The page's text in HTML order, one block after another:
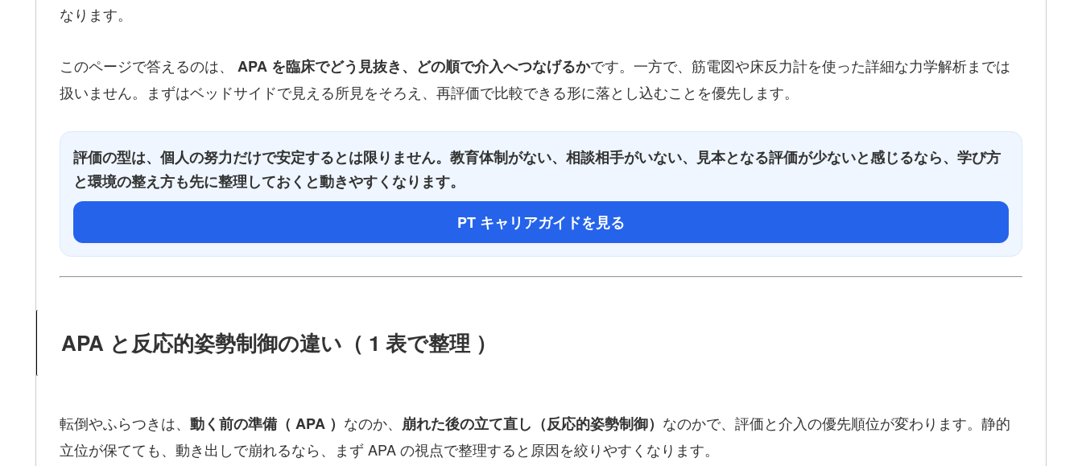
なります。
このページで答えるのは、 APA を臨床でどう見抜き、どの順で介入へつなげるかです。一方で、筋電図や床反力計を使った詳細な力学解析までは
扱いません。まずはベッドサイドで見える所見をそろえ、再評価で比較できる形に落とし込むことを優先します。
評価の型は、個人の努力だけで安定するとは限りません。教育体制がない、相談相手がいない、見本となる評価が少ないと感じるなら、学び方
と環境の整え方も先に整理しておくと動きやすくなります。
PT キャリアガイドを見る
APA と反応的姿勢制御の違い（ 1 表で整理 ）
転倒やふらつきは、 動く前の準備（ APA ） なのか、 崩れた後の立て直し（反応的姿勢制御） なのかで、評価と介入の優先順位が変わります。静的
立位が保てても、動き出しで崩れるなら、まず APA の視点で整理すると原因を絞りやすくなります。